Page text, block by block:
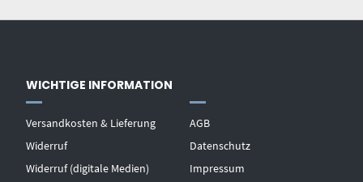
WICHTIGE INFORMATION
Versandkosten & Lieferung
Widerruf
Widerruf (digitale Medien)
AGB
Datenschutz
Impressum